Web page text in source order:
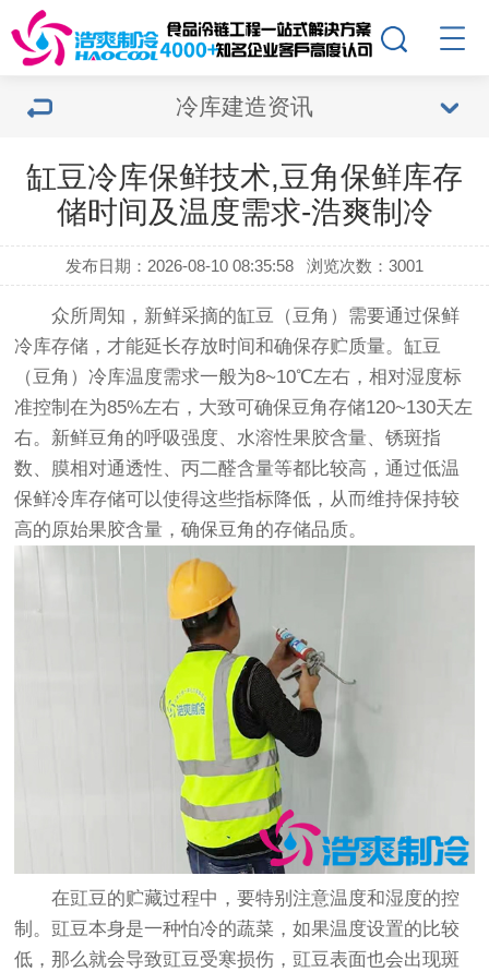
冷库建造资讯
缸豆冷库保鲜技术,豆角保鲜库存
储时间及温度需求-浩爽制冷
发布日期：2026-08-10 08:35:58 浏览次数：3001
众所周知，新鲜采摘的缸豆（豆角）需要通过保鲜
冷库存储，才能延长存放时间和确保存贮质量。缸豆
（豆角）冷库温度需求一般为8~10℃左右，相对湿度标
准控制在为85%左右，大致可确保豆角存储120~130天左
右。新鲜豆角的呼吸强度、水溶性果胶含量、锈斑指
数、膜相对通透性、丙二醛含量等都比较高，通过低温
保鲜冷库存储可以使得这些指标降低，从而维持保持较
高的原始果胶含量，确保豆角的存储品质。
在豇豆的贮藏过程中，要特别注意温度和湿度的控
制。豇豆本身是一种怕冷的蔬菜，如果温度设置的比较
低，那么就会导致豇豆受寒损伤，豇豆表面也会出现斑